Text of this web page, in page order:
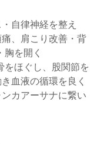
自律神経を整え
、肩こり改善・背
胸を開く
血液の循環を良く
カアーサナに繋い